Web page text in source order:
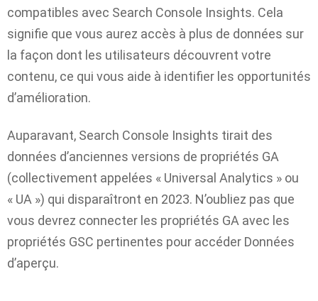
compatibles avec Search Console Insights. Cela
signifie que vous aurez accès à plus de données sur
la façon dont les utilisateurs découvrent votre
contenu, ce qui vous aide à identifier les opportunités
d’amélioration.
Auparavant, Search Console Insights tirait des
données d’anciennes versions de propriétés GA
(collectivement appelées « Universal Analytics » ou
« UA ») qui disparaîtront en 2023. N’oubliez pas que
vous devrez connecter les propriétés GA avec les
propriétés GSC pertinentes pour accéder Données
d’aperçu.